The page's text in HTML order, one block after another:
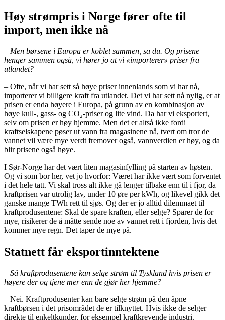
Høy strømpris i Norge fører ofte til
import, men ikke nå
– Men børsene i Europa er koblet sammen, sa du. Og prisene
henger sammen også, vi hører jo at vi «importerer» priser fra
utlandet?
– Ofte, når vi har sett så høye priser innenlands som vi har nå,
importerer vi billigere kraft fra utlandet. Det vi har sett nå nylig, er at
prisen er enda høyere i Europa, på grunn av en kombinasjon av
høye kull-, gass- og CO₂-priser og lite vind. Da har vi eksportert,
selv om prisen er høy hjemme. Men det er altså ikke fordi
kraftselskapene pøser ut vann fra magasinene nå, tvert om tror de
vannet vil være mye verdt fremover også, vannverdien er høy, og da
blir prisene også høye.
I Sør-Norge har det vært liten magasinfylling på starten av høsten.
Og vi som bor her, vet jo hvorfor: Været har ikke vært som forventet
i det hele tatt. Vi skal tross alt ikke gå lenger tilbake enn til i fjor, da
kraftprisen var utrolig lav, under 10 øre per kWh, og likevel gikk det
ganske mange TWh rett til sjøs. Og der er jo alltid dilemmaet til
kraftprodusentene: Skal de spare kraften, eller selge? Sparer de for
mye, risikerer de å måtte sende noe av vannet rett i fjorden, hvis det
kommer mye regn. Det taper de mye på.
Statnett får eksportinntektene
– Så kraftprodusentene kan selge strøm til Tyskland hvis prisen er
høyere der og tjene mer enn de gjør her hjemme?
– Nei. Kraftprodusenter kan bare selge strøm på den åpne
kraftbørsen i det prisområdet de er tilknyttet. Hvis ikke de selger
direkte til enkeltkunder, for eksempel kraftkrevende industri.